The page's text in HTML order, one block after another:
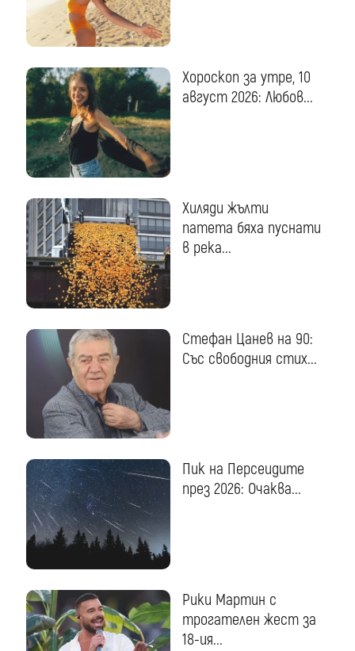
Хороскоп за утре, 10
август 2026: Любов...
Хиляди жълти
патета бяха пуснати
в река...
Стефан Цанев на 90:
Със свободния стих...
Пик на Персеидите
през 2026: Очаква...
Рики Мартин с
трогателен жест за
18-ия...